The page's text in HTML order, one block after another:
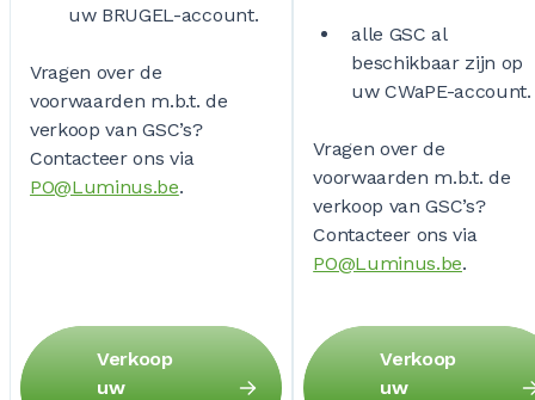
uw BRUGEL-account.
Vragen over de
voorwaarden m.b.t. de
verkoop van GSC’s?
Contacteer ons via
PO@Luminus.be.
Verkoop
uw
alle GSC al
beschikbaar zijn op
uw CWaPE-account.
Vragen over de
voorwaarden m.b.t. de
verkoop van GSC’s?
Contacteer ons via
PO@Luminus.be.
Verkoop
uw